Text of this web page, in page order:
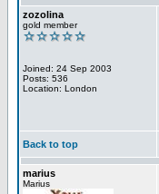
zozolina
gold member
Joined: 24 Sep 2003
Posts: 536
Location: London
Back to top
marius
Marius